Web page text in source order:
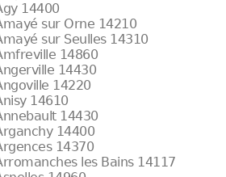
14400
sur Orne 14210
sur Seulles 14310
14860
14430
14220
14610
14430
14400
14370
les Bains 14117